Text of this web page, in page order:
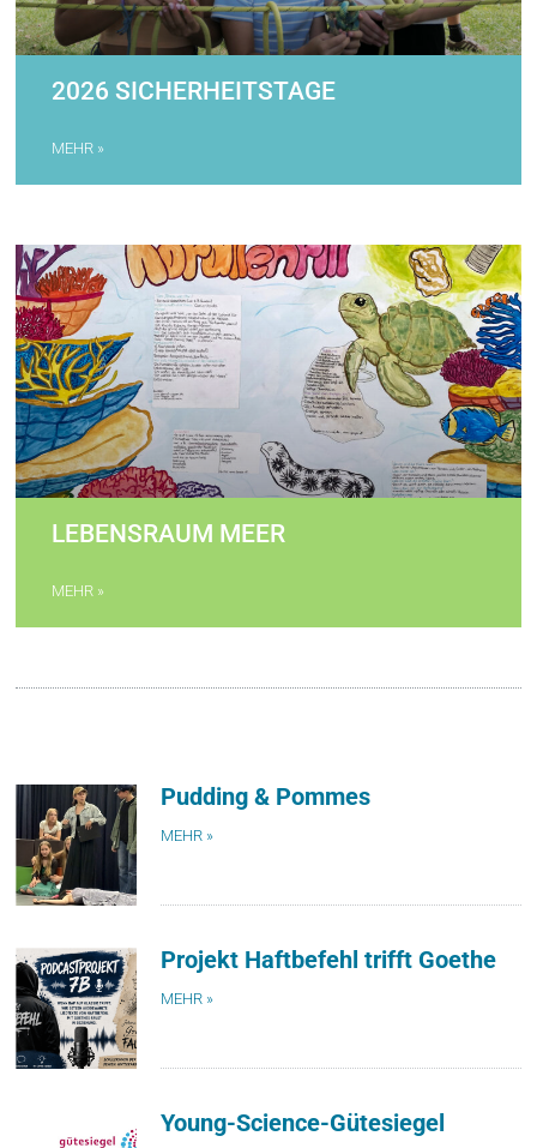
2026 SICHERHEITSTAGE
MEHR »
LEBENSRAUM MEER
MEHR »
Pudding & Pommes
MEHR »
Projekt Haftbefehl trifft Goethe
MEHR »
Young-Science-Gütesiegel